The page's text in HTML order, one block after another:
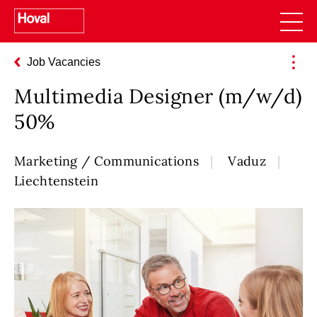
Job Vacancies
Multimedia Designer (m/w/d)
50%
Marketing / Communications
Vaduz
Liechtenstein